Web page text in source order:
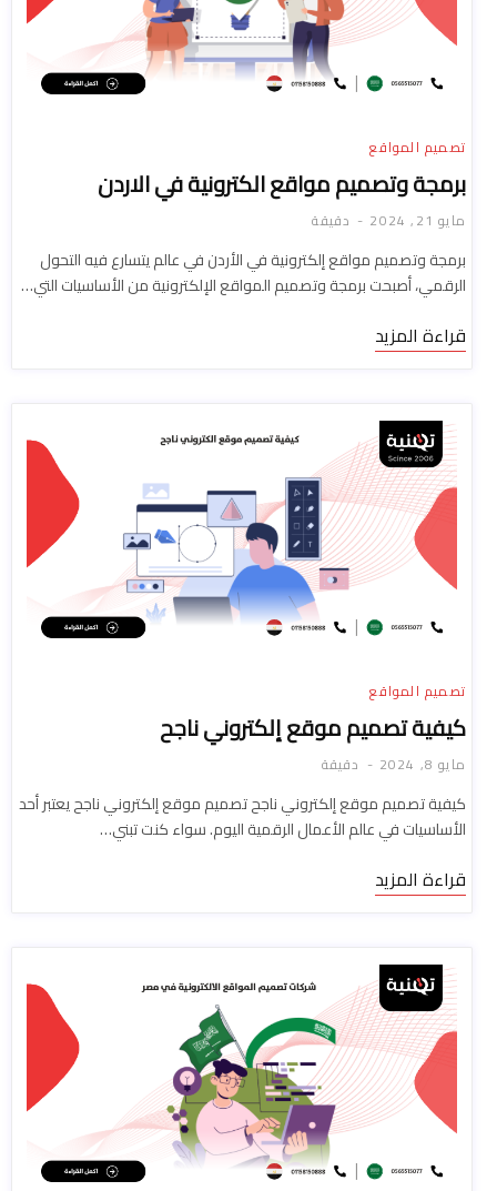
تصميم المواقع
برمجة وتصميم مواقع الكترونية في الاردن
مايو 21, 2024 دقيقة
برمجة وتصميم مواقع إلكترونية في الأردن في عالم يتسارع فيه التحول
الرقمي، أصبحت برمجة وتصميم المواقع الإلكترونية من الأساسيات التي…
قراءة المزيد
تصميم المواقع
كيفية تصميم موقع إلكتروني ناجح
مايو 8, 2024 دقيقة
كيفية تصميم موقع إلكتروني ناجح تصميم موقع إلكتروني ناجح يعتبر أحد
الأساسيات في عالم الأعمال الرقمية اليوم. سواء كنت تبني…
قراءة المزيد